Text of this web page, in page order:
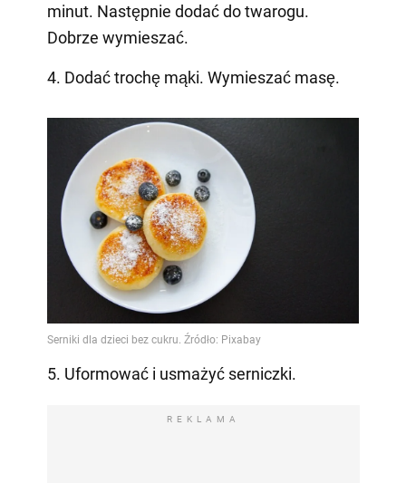
minut. Następnie dodać do twarogu.
Dobrze wymieszać.
4. Dodać trochę mąki. Wymieszać masę.
5. Uformować i usmażyć serniczki.
REKLAMA